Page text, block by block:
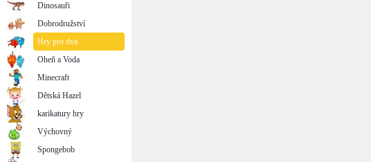
Dinosauři
Dobrodružství
Hry pro dva
Oheň a Voda
Minecraft
Dětská Hazel
karikatury hry
Výchovný
Spongebob